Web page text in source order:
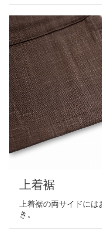
ポケット
スマートフォンがすっ
です。